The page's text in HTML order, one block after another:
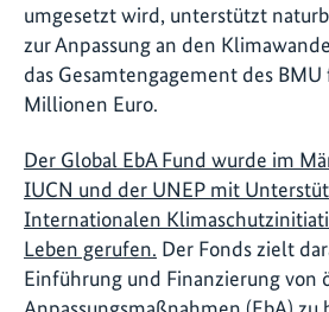
umgesetzt wird, unterstützt
zur Anpassung an den
das Gesamtengagement des
Millionen Euro.
Der Global EbA Fund wurde im
IUCN und der UNEP mit
Internationalen
Leben gerufen. Der Fonds zielt
Einführung und Finanzierung von